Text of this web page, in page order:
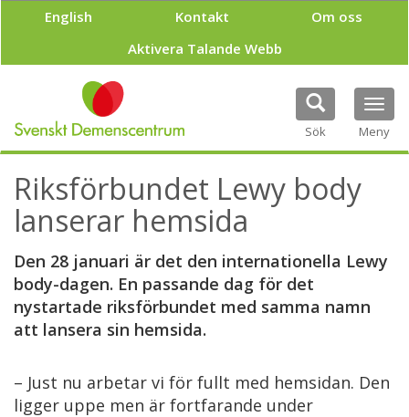
p
l
English Kontakt
Om oss
Aktivera Talande Webb
Sök Meny
Riksförbundet Lewy body
lanserar hemsida
Den 28 januari är det den internationella Lewy
body-dagen. En passande dag för det
nystartade riksförbundet med samma namn
att lansera sin hemsida.
– Just nu arbetar vi för fullt med hemsidan. Den
ligger uppe men är fortfarande under